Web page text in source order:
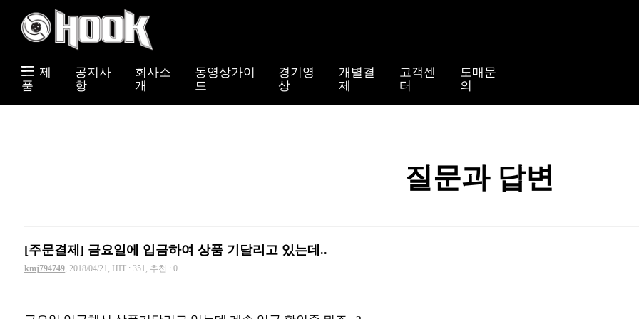
제
품
공지사
항
회사소
개
동영상가이
드
경기영
상
개별결
제
고객센
터
도매문
의
질문과 답변
[주문결제] 금요일에 입금하여 상품 기달리고 있는데..
kmj794749, 2018/04/21, HIT : 351, 추천 : 0